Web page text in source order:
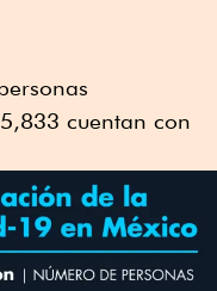
cuentan con